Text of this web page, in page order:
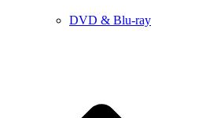
DVD & Blu-ray